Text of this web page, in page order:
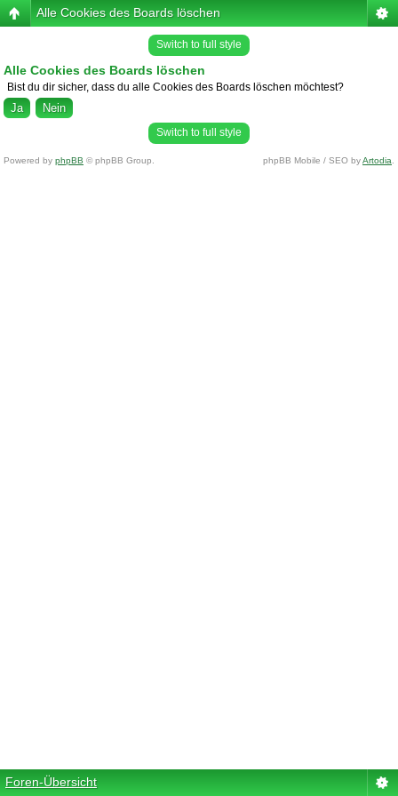
Alle Cookies des Boards löschen
Switch to full style
Alle Cookies des Boards löschen
Bist du dir sicher, dass du alle Cookies des Boards löschen möchtest?
Switch to full style
Powered by phpBB © phpBB Group. phpBB Mobile / SEO byArtodia
Foren-Übersicht